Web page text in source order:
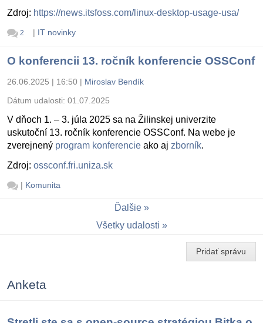
Zdroj: https://news.itsfoss.com/linux-desktop-usage-usa/
2 | IT novinky
O konferencii 13. ročník konferencie OSSConf
26.06.2025 | 16:50 | Miroslav Bendík
Dátum udalosti: 01.07.2025
V dňoch 1. – 3. júla 2025 sa na Žilinskej univerzite
uskutoční 13. ročník konferencie OSSConf. Na webe je
zverejnený program konferencie ako aj zborník.
Zdroj: ossconf.fri.uniza.sk
| Komunita
Ďalšie
Všetky udalosti
Pridať správu
Anketa